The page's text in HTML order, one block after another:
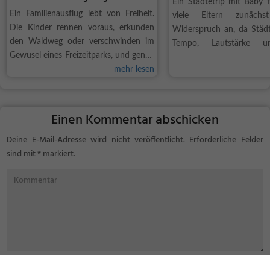
Ein Familienausflug lebt von Freiheit.
Die Kinder rennen voraus, erkunden
den Waldweg oder verschwinden im
Gewusel eines Freizeitparks, und genau
so soll es auch sein. Trotzdem schwingt
mehr lesen
Ein Städtetrip mit Baby
viele Eltern
Widerspruch an, da
Tempo, Lautstärke
Einen Kommentar abschicken
Deine E-Mail-Adresse wird nicht veröffentlicht. Erforderliche Felder
sind mit* markiert.